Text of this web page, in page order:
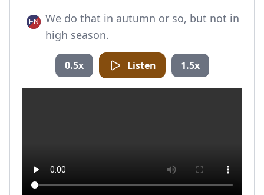
We do that in autumn or so, but not in
high season.
0.5x Listen 1.5x